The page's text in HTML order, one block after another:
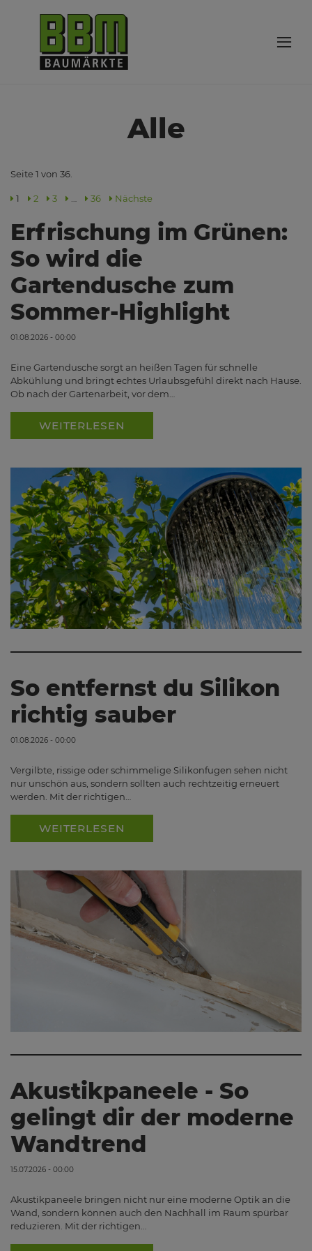
Alle
Seite 1 von 36.
1 2 3 36 Nächste
Erfrischung im Grünen:
So wird die
Gartendusche zum
Sommer-Highlight
01.08.2026 - 00:00
Eine Gartendusche sorgt an heißen Tagen für schnelle
Abkühlung und bringt echtes Urlaubsgefühl direkt nach Hause.
Ob nach der Gartenarbeit, vor dem…
WEITERLESEN
So entfernst du Silikon
richtig sauber
01.08.2026 - 00:00
Vergilbte, rissige oder schimmelige Silikonfugen sehen nicht
nur unschön aus, sondern sollten auch rechtzeitig erneuert
werden. Mit der richtigen…
WEITERLESEN
Akustikpaneele - So
gelingt dir der moderne
Wandtrend
15.07.2026 - 00:00
Akustikpaneele bringen nicht nur eine moderne Optik an die
Wand, sondern können auch den Nachhall im Raum spürbar
reduzieren. Mit der richtigen…